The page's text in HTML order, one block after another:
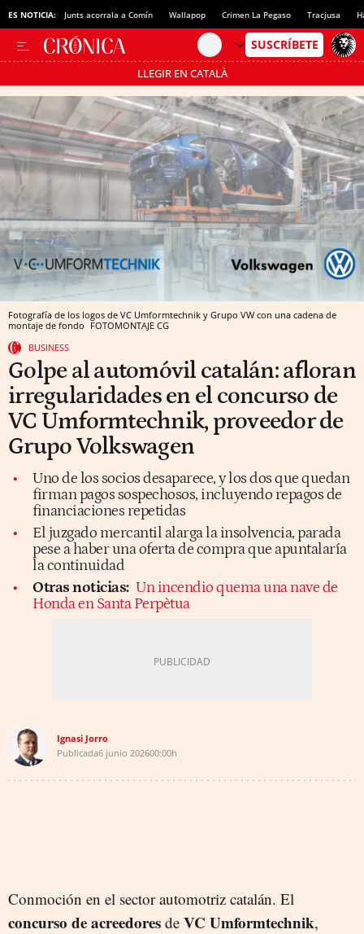
ES NOTICIA: Junts acorrala a Comín Wallapop Crimen La Pegaso Tracjusa
LLEGIR EN CATALÀ
Pásate al MODO AHORRO
Fotografía de los logos de VC Umformtechnik y Grupo VW con una cadena de
montaje de fondo FOTOMONTAJE CG
BUSINESS
Golpe al automóvil catalán: afloran
irregularidades en el concurso de
VC Umformtechnik, proveedor de
Grupo Volkswagen
Uno de los socios desaparece, y los dos que quedan
firman pagos sospechosos, incluyendo repagos de
financiaciones repetidas
El juzgado mercantil alarga la insolvencia, parada
pese a haber una oferta de compra que apuntalaría
la continuidad
Otras noticias: Un incendio quema una nave de
Honda en Santa Perpètua
Ignasi Jorro
Publicada6 junio 202600:00h
Conmoción en el sector automotriz catalán. El
concurso de acreedores de VC Umformtechnik,